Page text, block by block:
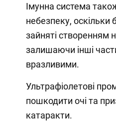
Імунна система
небезпеку, оскільки
зайняті створенням
залишаючи інші
вразливими.
Ультрафіолетові
пошкодити очі та
катаракти.